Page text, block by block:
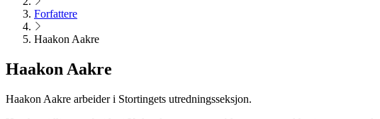
Forfattere
Haakon Aakre
Haakon Aakre
Haakon Aakre arbeider i Stortingets utredningsseksjon.